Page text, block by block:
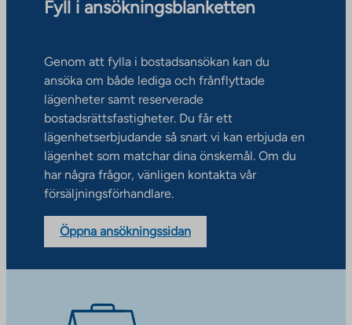
Fyll i ansökningsblanketten
Genom att fylla i bostadsansökan kan du
ansöka om både lediga och frånflyttade
lägenheter samt reserverade
bostadsrättsfastigheter. Du får ett
lägenhetserbjudande så snart vi kan erbjuda en
lägenhet som matchar dina önskemål. Om du
har några frågor, vänligen kontakta vår
försäljningsförhandlare.
Öppna ansökningssidan